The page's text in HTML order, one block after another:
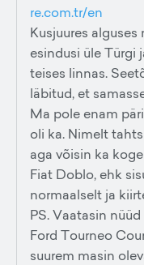
re.com.tr/en
Kusjuures
esindusi üle Türgi
teises linnas.
läbitud, et
Ma pole enam
oli ka. Nimelt
aga võisin ka
Fiat Doblo, ehk
normaalselt ja
PS. Vaatasin
Ford Tourneo
suurem masin